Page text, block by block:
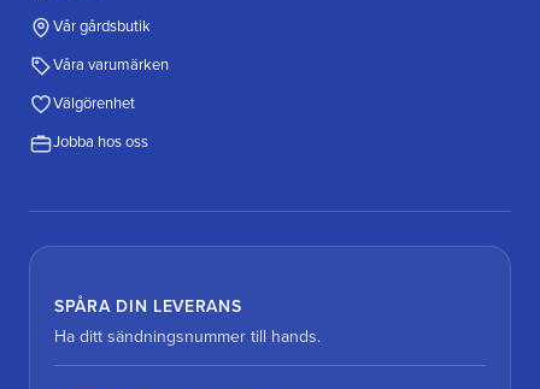
Vår gårdsbutik
Våra varumärken
Välgörenhet
Jobba hos oss
SPÅRA DIN LEVERANS
Ha ditt sändningsnummer till hands.